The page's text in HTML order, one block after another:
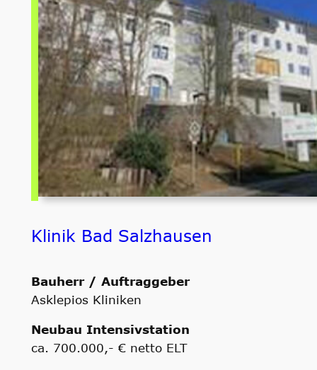
Klinik Bad Salzhausen
Bauherr / Auftraggeber
Asklepios Kliniken
Neubau Intensivstation
ca. 700.000,- € netto ELT